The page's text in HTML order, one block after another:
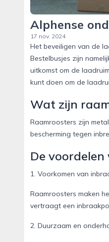
Alphense
17 nov. 2024
Het beveiligen van de
Bestelbusjes zijn
uitkomst om de
kunt doen om de
Wat zijn
Raamroosters zijn
bescherming tegen
De
1. Voorkomen van
Raamroosters maken
vertraagt een
2. Duurzaam en